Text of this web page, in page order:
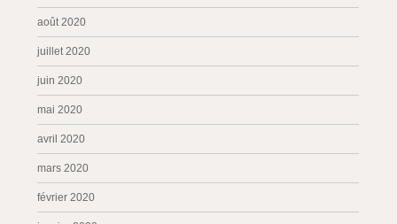
août 2020
juillet 2020
juin 2020
mai 2020
avril 2020
mars 2020
février 2020